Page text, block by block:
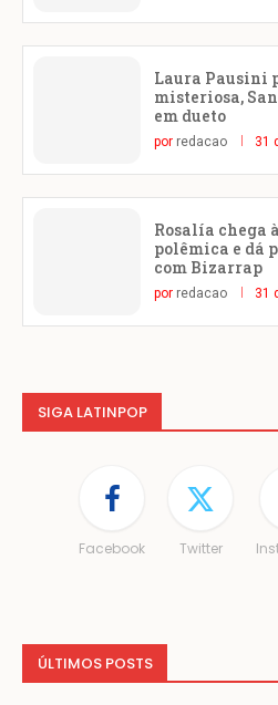
Laura Pausini
misteriosa,
em dueto
por redacao 31
Rosalía chega
polêmica e dá
com Bizarrap
por redacao 31
SIGA LATINPOP
Facebook Twitter
ÚLTIMOS POSTS